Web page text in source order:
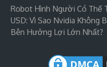
Robot Hình Người Có Thể
USD: Vì Sao Nvidia Không
Bên Hưởng Lợi Lớn Nhất?